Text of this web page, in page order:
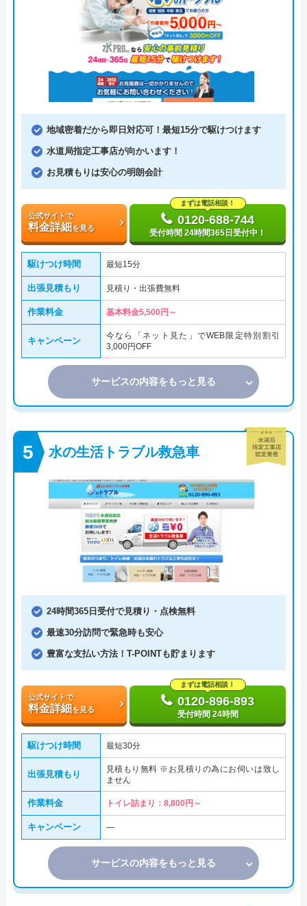
地域密着だから即日対応可！最短15分で駆けつけます
水道局指定工事店が向かいます！
お見積もりは安心の明朗会計
公式サイトで
料金詳細 を見る
まずは電話相談！
0120-688-744
受付時間 24時間365日受付中！
駆けつけ時間 最短15分
出張見積もり 見積り・出張費無料
作業料金 基本料金5,500円～
キャンペーン
今なら「ネット見た」でWEB限定特別割引
3,000円OFF
サービスの内容をもっと見る
水の生活トラブル救急車
24時間365日受付で見積り・点検無料
最速30分訪問で緊急時も安心
豊富な支払い方法！T-POINTも貯まります
公式サイトで
料金詳細 を見る
まずは電話相談！
0120-896-893
受付時間 24時間
駆けつけ時間 最短30分
出張見積もり
見積もり無料 ※お見積りの為にお伺いは致し
ません
作業料金 トイレ詰まり：8,800円～
キャンペーン ―
サービスの内容をもっと見る